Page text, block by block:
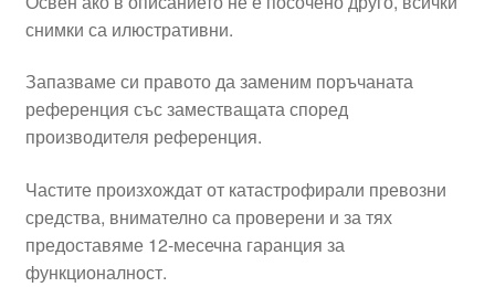
снимки са илюстративни.
Запазваме си правото да заменим поръчаната
референция със заместващата според
производителя референция.
Частите произхождат от катастрофирали превозни
средства, внимателно са проверени и за тях
предоставяме 12-месечна гаранция за
функционалност.